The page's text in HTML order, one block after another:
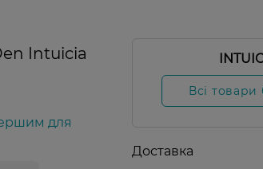
Intuicia
для
Всі товари
Доставка